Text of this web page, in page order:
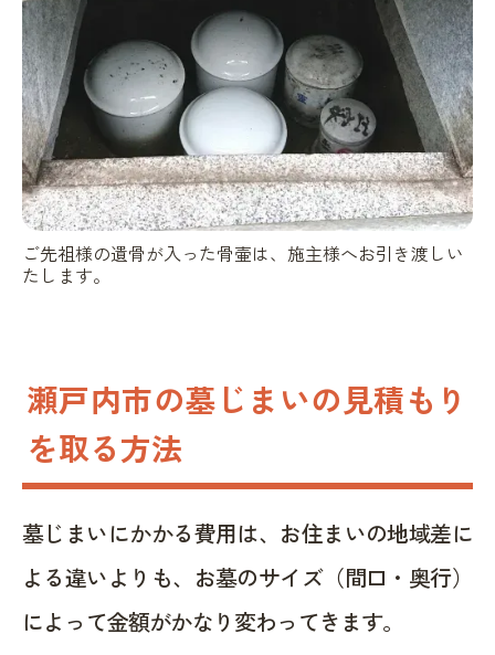
ご先祖様の遺骨が入った骨壷は、施主様へお引き渡しい
たします。
瀬戸内市の墓じまいの見積もり
を取る方法
墓じまいにかかる費用は、お住まいの地域差に
よる違いよりも、お墓のサイズ（間口・奥行）
によって金額がかなり変わってきます。